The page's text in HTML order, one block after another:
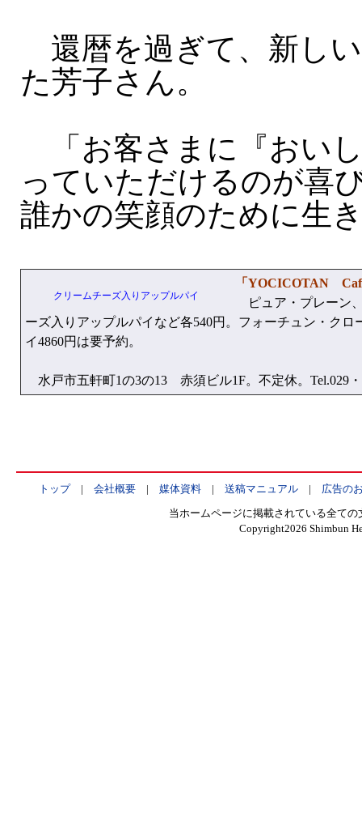
還暦を過ぎて、新し
た芳子さん。
「お客さまに『おい
っていただけるのが喜
誰かの笑顔のために生
クリームチーズ入りアップルパイ
「YOCICOTAN
ピュア・プレーン
ーズ入りアップルパイなど各540円。フォーチュン・ク
イ4860円は要予約。
水戸市五軒町1の3の13 赤須ビル1F。不定休。Tel.029・
トップ| 会社概要| 媒体資料| 送稿マニュアル| 広告の
当ホームページに掲載されている全て
Copyright2026 Shimbun